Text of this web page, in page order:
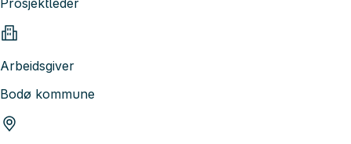
Arbeidsgiver
Bodø kommune